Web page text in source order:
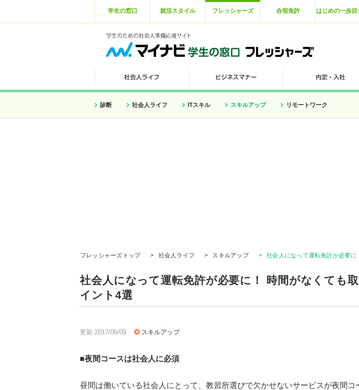
学生の窓口 就活スタイル フレッシャーズ 合宿免許 はじめの一歩目
診断 社会人ライフ ITスキル スキルアップ リモートワーク
フレッシャーズトップ > 社会人ライフ > スキルアップ > 社会人になって運転免許が必要
社会人になって運転免許が必要に！ 時間がなくても
イント4選
更新:2017/06/09 スキルアップ
■夜間コースは社会人に必須
昼間は働いている社会人にとって、教習所選びで欠かせないサービスが夜間コ